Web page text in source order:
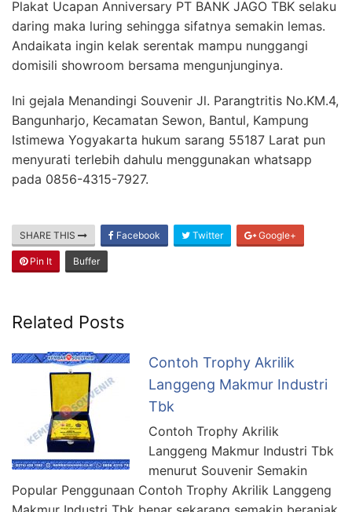
Plakat Ucapan Anniversary PT BANK JAGO TBK selaku
daring maka luring sehingga sifatnya semakin lemas.
Andaikata ingin kelak serentak mampu nunggangi
domisili showroom bersama mengunjunginya.
Ini gejala Menandingi Souvenir Jl. Parangtritis No.KM.4,
Bangunharjo, Kecamatan Sewon, Bantul, Kampung
Istimewa Yogyakarta hukum sarang 55187 Larat pun
menyurati terlebih dahulu menggunakan whatsapp
pada 0856-4315-7927.
SHARE THIS Facebook Twitter Google+
Pin It Buffer
Related Posts
Contoh Trophy Akrilik
Langgeng Makmur Industri
Tbk
Contoh Trophy Akrilik
Langgeng Makmur Industri Tbk
menurut Souvenir Semakin
Popular Penggunaan Contoh Trophy Akrilik Langgeng